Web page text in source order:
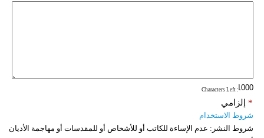
: Characters Left
إلزامي *
شروط الاستخدام
شروط النشر: عدم الإساءة للكاتب أو للأشخاص أو للمقدسات أو مهاجمة الأديان